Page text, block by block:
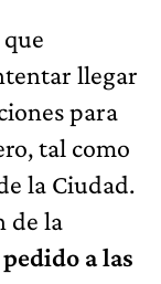
llegar
para
tal como
la Ciudad.
de la
a las